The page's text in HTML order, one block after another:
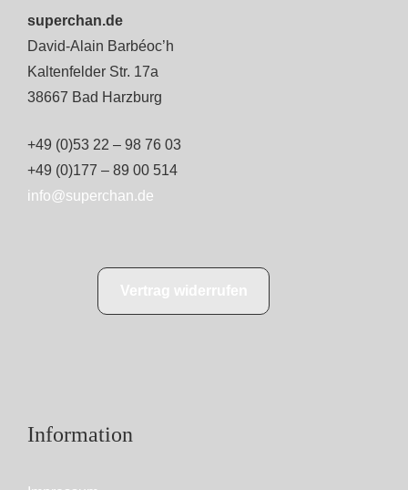
superchan.de
David-Alain Barbéoc’h
Kaltenfelder Str. 17a
38667 Bad Harzburg
+49 (0)53 22 – 98 76 03
+49 (0)177 – 89 00 514
info@superchan.de
Information